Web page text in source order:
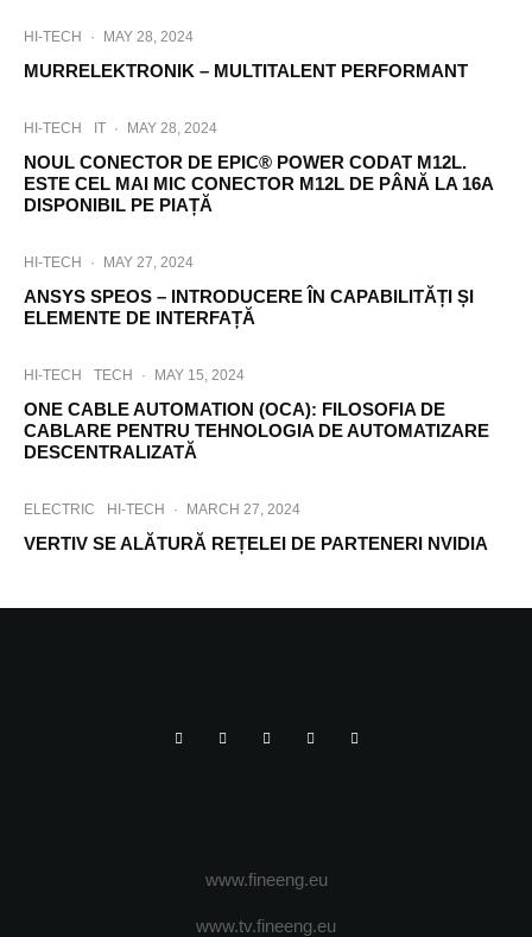
HI-TECH · MAY 28, 2024
MURRELEKTRONIK – MULTITALENT PERFORMANT
HI-TECH IT · MAY 28, 2024
NOUL CONECTOR DE EPIC® POWER CODAT M12L.
ESTE CEL MAI MIC CONECTOR M12L DE PÂNĂ LA 16A
DISPONIBIL PE PIAȚĂ
HI-TECH · MAY 27, 2024
ANSYS SPEOS – INTRODUCERE ÎN CAPABILITĂȚI ȘI
ELEMENTE DE INTERFAȚĂ
HI-TECH TECH · MAY 15, 2024
ONE CABLE AUTOMATION (OCA): FILOSOFIA DE
CABLARE PENTRU TEHNOLOGIA DE AUTOMATIZARE
DESCENTRALIZATĂ
ELECTRIC HI-TECH · MARCH 27, 2024
VERTIV SE ALĂTURĂ REȚELEI DE PARTENERI NVIDIA
www.fineeng.eu
www.tv.fineeng.eu